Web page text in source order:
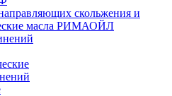
скольжения и
масла РИМАОЙЛ